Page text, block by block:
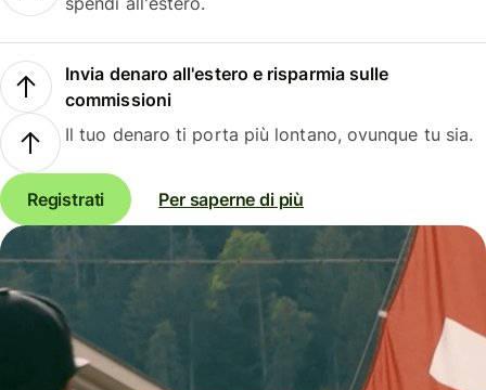
Invia denaro all'estero e risparmia sulle
commissioni
Il tuo denaro ti porta più lontano, ovunque tu sia.
Registrati Per saperne di più